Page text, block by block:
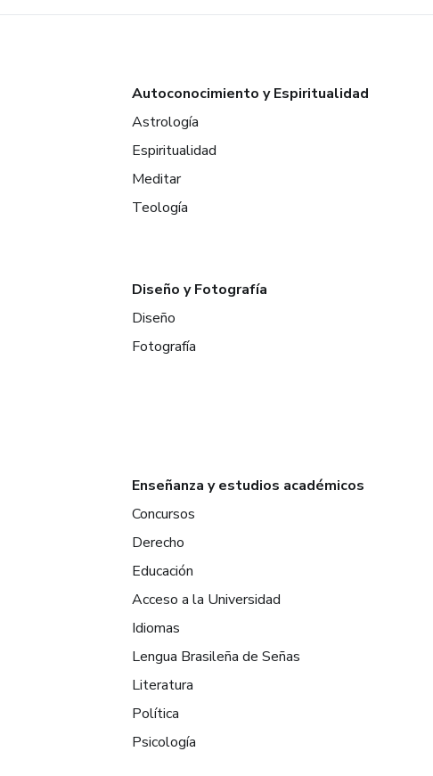
Autoconocimiento y Espiritualidad
Astrología
Espiritualidad
Meditar
Teología
Diseño y Fotografía
Diseño
Fotografía
Enseñanza y estudios académicos
Concursos
Derecho
Educación
Acceso a la Universidad
Idiomas
Lengua Brasileña de Señas
Literatura
Política
Psicología